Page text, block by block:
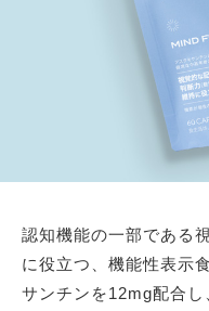
認知機能の一部である
に役立つ、機能性表示
サンチンを12mg配合